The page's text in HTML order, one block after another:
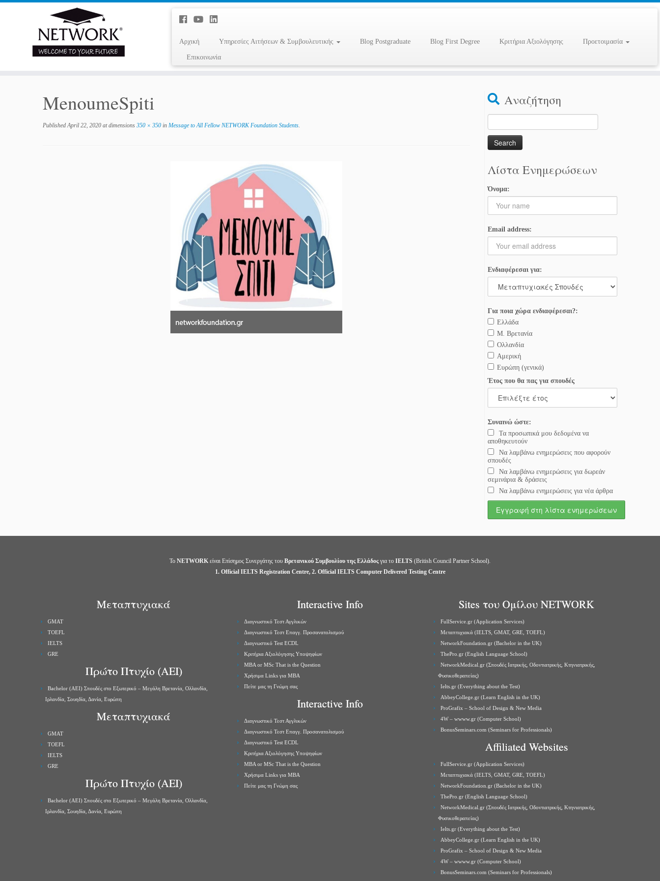
Αρχική Υπηρεσίες Αιτήσεων & Συμβουλευτικής Blog Postgraduate Blog First Degree Κριτήρια Αξιολόγησης Προετοιμασία
Επικοινωνία
MenoumeSpiti
Published April 22, 2020 at dimensions 350 × 350 in Message to All Fellow NETWORK Foundation Students.
Αναζήτηση
for:
Λίστα Ενημερώσεων
Όνομα:
Email address:
Ενδιαφέρεσαι για:
Για ποια χώρα ενδιαφέρεσαι?:
Ελλάδα
Μ. Βρετανία
Ολλανδία
Αμερική
Ευρώπη (γενικά)
Έτος που θα πας για σπουδές
Συναινώ ώστε:
Τα προσωπικά μου δεδομένα να
αποθηκευτούν
Να λαμβάνω ενημερώσεις που αφορούν
σπουδές
Να λαμβάνω ενημερώσεις για δωρεάν
σεμινάρια & δράσεις
Να λαμβάνω ενημερώσεις για νέα άρθρα
Το NETWORK είναι Επίσημος Συνεργάτης του Βρετανικού Συμβουλίου της Ελλάδος για το IELTS (British Council Partner School).
1. Official IELTS Registration Centre, 2. Official IELTS Computer Delivered Testing Centre
Μεταπτυχιακά
GMAT
TOEFL
IELTS
GRE
Πρώτο Πτυχίο (ΑΕΙ)
Bachelor (ΑΕΙ) Σπουδές στο Εξωτερικό – Μεγάλη Βρετανία, Ολλανδία,
Ιρλανδία, Σουηδία, Δανία, Ευρώπη
Μεταπτυχιακά
GMAT
TOEFL
IELTS
GRE
Πρώτο Πτυχίο (ΑΕΙ)
Bachelor (ΑΕΙ) Σπουδές στο Εξωτερικό – Μεγάλη Βρετανία, Ολλανδία,
Ιρλανδία, Σουηδία, Δανία, Ευρώπη
Interactive Info
Διαγνωστικό Τεστ Αγγλικών
Διαγνωστικό Τεστ Επαγγ. Προσανατολισμού
Διαγνωστικό Test ECDL
Κριτήρια Αξιολόγησης Υποψηφίων
MBA or MSc That is the Question
Χρήσιμα Links για ΜBA
Πείτε μας τη Γνώμη σας
Interactive Info
Διαγνωστικό Τεστ Αγγλικών
Διαγνωστικό Τεστ Επαγγ. Προσανατολισμού
Διαγνωστικό Test ECDL
Κριτήρια Αξιολόγησης Υποψηφίων
MBA or MSc That is the Question
Χρήσιμα Links για ΜBA
Πείτε μας τη Γνώμη σας
Sites του Ομίλου NETWORK
FullService.gr (Application Services)
Μεταπτυχιακά (IELTS, GMAT, GRE, TOEFL)
NetworkFoundation.gr (Bachelor in the UK)
ThePro.gr (English Language School)
NetworkMedical.gr (Σπουδές Ιατρικής, Οδοντιατρικής, Κτηνιατρικής,
Φυσικοθεραπείας)
Ielts.gr (Everything about the Test)
AbbeyCollege.gr (Learn English in the UK)
ProGrafix – School of Design & New Media
4W – wwww.gr (Computer School)
BonusSeminars.com (Seminars for Professionals)
Affiliated Websites
FullService.gr (Application Services)
Μεταπτυχιακά (IELTS, GMAT, GRE, TOEFL)
NetworkFoundation.gr (Bachelor in the UK)
ThePro.gr (English Language School)
NetworkMedical.gr (Σπουδές Ιατρικής, Οδοντιατρικής, Κτηνιατρικής,
Φυσικοθεραπείας)
Ielts.gr (Everything about the Test)
AbbeyCollege.gr (Learn English in the UK)
ProGrafix – School of Design & New Media
4W – wwww.gr (Computer School)
BonusSeminars.com (Seminars for Professionals)